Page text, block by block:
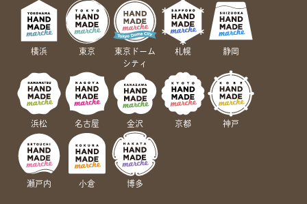
横浜 東京
東京ドーム
シティ
札幌 静岡
浜松 名古屋 金沢 京都 神戸
瀬戸内 小倉 博多